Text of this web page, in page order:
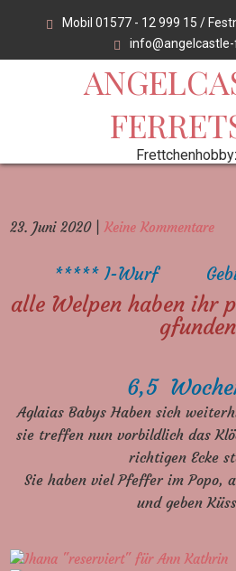
Mobil 01577 - 12 999 15 /
23. Juni 2020 |Keine Kommentare
***** I-Wurf
alle Welpen haben ihr
6,5
Aglaias Babys Haben sich
sie treffen nun vorbildlich das
richtigen Ecke
Sie haben viel Pfeffer im Popo,
und geben